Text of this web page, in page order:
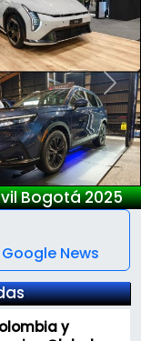
Next
Google News
y